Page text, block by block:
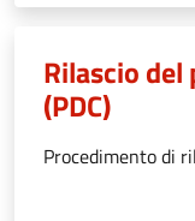
Rilascio
(PDC)
Procedimento di